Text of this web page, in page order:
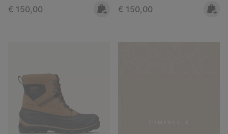
Regular price:
€ 150,00 Regular price:
€ 150,00